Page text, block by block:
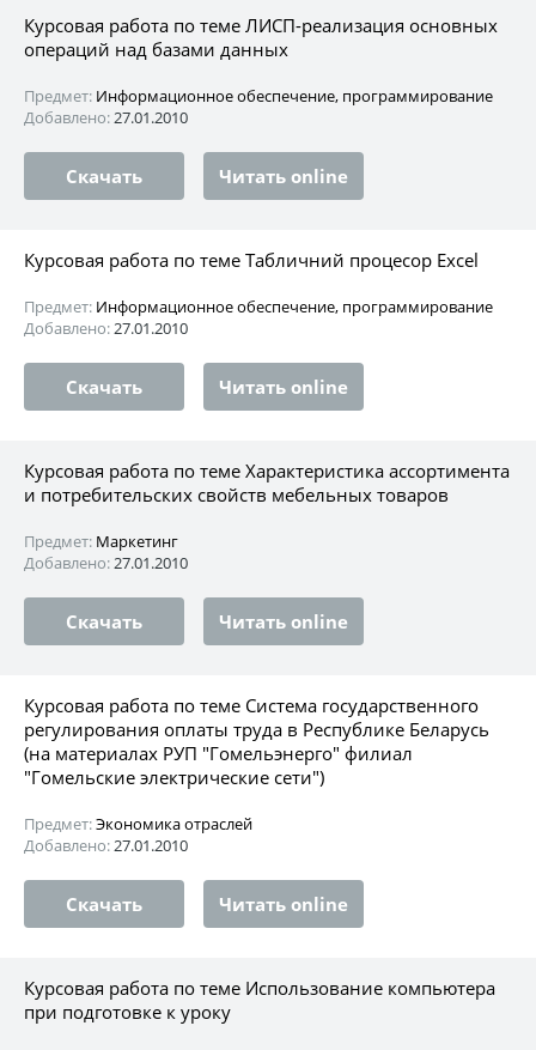
Курсовая работа по теме ЛИСП-реализация основных
операций над базами данных
Предмет: Информационное обеспечение, программирование
Добавлено:27.01.2010
Скачать Читать online
Курсовая работа по теме Табличний процесор Excel
Предмет: Информационное обеспечение, программирование
Добавлено:27.01.2010
Скачать Читать online
Курсовая работа по теме Характеристика ассортимента
и потребительских свойств мебельных товаров
Предмет: Маркетинг
Добавлено:27.01.2010
Скачать Читать online
Курсовая работа по теме Система государственного
регулирования оплаты труда в Республике Беларусь
(на материалах РУП "Гомельэнерго" филиал
"Гомельские электрические сети")
Предмет:Экономика отраслей
Добавлено:27.01.2010
Скачать Читать online
Курсовая работа по теме Использование компьютера
при подготовке к уроку